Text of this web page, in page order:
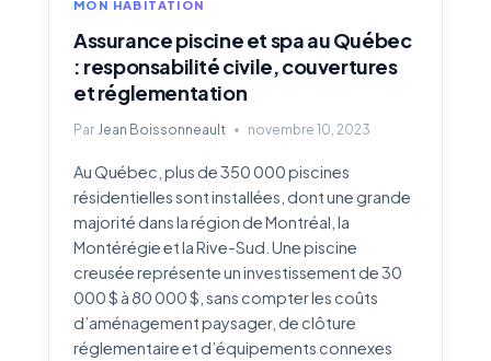
MON HABITATION
Assurance piscine et spa au Québec
: responsabilité civile, couvertures
et réglementation
Par Jean Boissonneault novembre 10, 2023
Au Québec, plus de 350 000 piscines
résidentielles sont installées, dont une grande
majorité dans la région de Montréal, la
Montérégie et la Rive-Sud. Une piscine
creusée représente un investissement de 30
000 $ à 80 000 $, sans compter les coûts
d’aménagement paysager, de clôture
réglementaire et d’équipements connexes